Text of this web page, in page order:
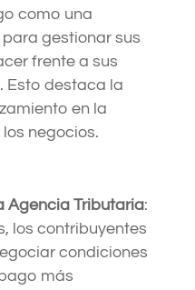
como una
gestionar sus
frente a sus
Esto destaca la
en la
negocios.
Agencia Tributaria:
los contribuyentes
condiciones
más